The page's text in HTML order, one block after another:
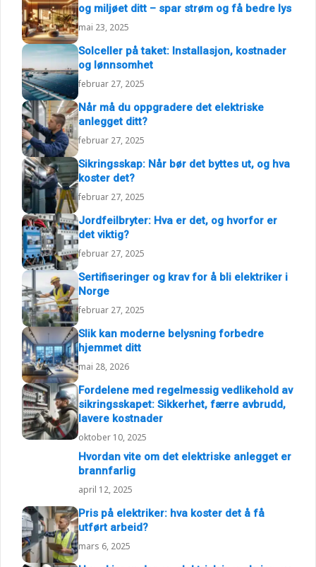
mai 31, 2025
Fordelene med LED-belysning for hjemmet
og miljøet ditt – spar strøm og få bedre lys
mai 23, 2025
Solceller på taket: Installasjon, kostnader
og lønnsomhet
februar 27, 2025
Når må du oppgradere det elektriske
februar 27, 2025
Sikringsskap: Når bør det byttes ut, og hva
februar 27, 2025
Jordfeilbryter: Hva er det, og hvorfor er
februar 27, 2025
Sertifiseringer og krav for å bli elektriker i
februar 27, 2025
Slik kan moderne belysning forbedre
mai 28, 2026
Fordelene med regelmessig vedlikehold av
sikringsskapet: Sikkerhet, færre avbrudd,
lavere kostnader
oktober 10, 2025
Hvordan vite om det elektriske anlegget er
brannfarlig
april 12, 2025
Pris på elektriker: hva koster det å få